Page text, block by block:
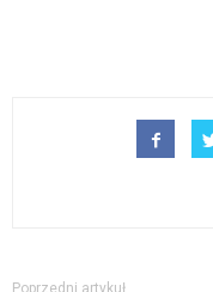
Poprzedni artykuł